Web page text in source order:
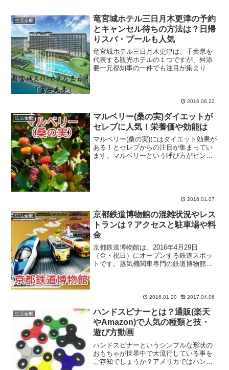
生活全般
竜宮城ホテル三日月木更津の予約
とキャンセル待ちの方法は？日帰
りスパ・プールも人気
竜宮城ホテル三日月木更津は、千葉県を
代表する観光ホテルの１つですが、舛添
要一元都知事の一件でも注目が集まりま
2016.06.22
生活全般
マルベリー(桑の実)ダイエットが
セレブに人気！栄養価や効能は
マルベリー(桑の実)にはダイエット効果が
ある！とセレブからの注目が集まってい
ます。マルベリーという呼び方がピンと
2016.01.07
生活全般
京都鉄道博物館の混雑状況やレス
トランは？アクセスと駐車場や料
金
京都鉄道博物館は、2016年4月29日
（金・祝日）にオープンする鉄道スポッ
トです。蒸気機関車専門の鉄道博物館と
博物館（埼玉県）...2016.01.20 2017.04.06
生活全般
ハンドスピナーとは？通販(楽天
やAmazon)で人気の種類と技・
遊び方動画
ハンドスピナーというシンプルな形状の
おもちゃが世界中で大流行している事を
ご存知でしょうか？アメリカではハンド